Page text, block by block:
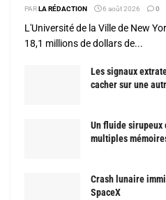
PARLA RÉDACTION 6 août 2026 0
L'Université de la Ville de New
18,1 millions de dollars de...
Les signaux
cacher sur une
Un fluide sirupeux
multiples
Crash lunaire
SpaceX